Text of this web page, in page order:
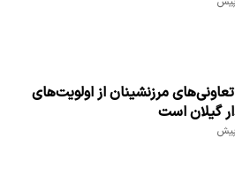
مرزنشینان از اولویت‌های
گیلان است